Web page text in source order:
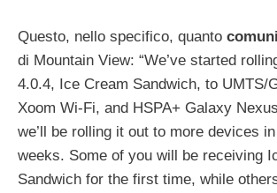
Questo, nello specifico, quanto
di Mountain View: “We’ve started
4.0.4, Ice Cream Sandwich, to UMTS/
Xoom Wi-Fi, and HSPA+ Galaxy
we’ll be rolling it out to more devices
weeks. Some of you will be receiving
Sandwich for the first time, while